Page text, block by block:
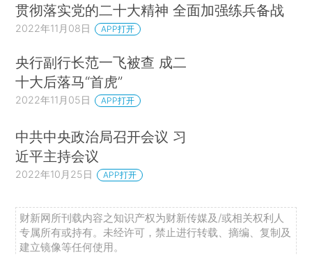
贯彻落实党的二十大精神 全面加强练兵备战
2022年11月08日 APP打开
央行副行长范一飞被查 成二
十大后落马“首虎”
2022年11月05日 APP打开
中共中央政治局召开会议 习
近平主持会议
2022年10月25日 APP打开
财新网所刊载内容之知识产权为财新传媒及/或相关权利人
专属所有或持有。未经许可，禁止进行转载、摘编、复制及
建立镜像等任何使用。